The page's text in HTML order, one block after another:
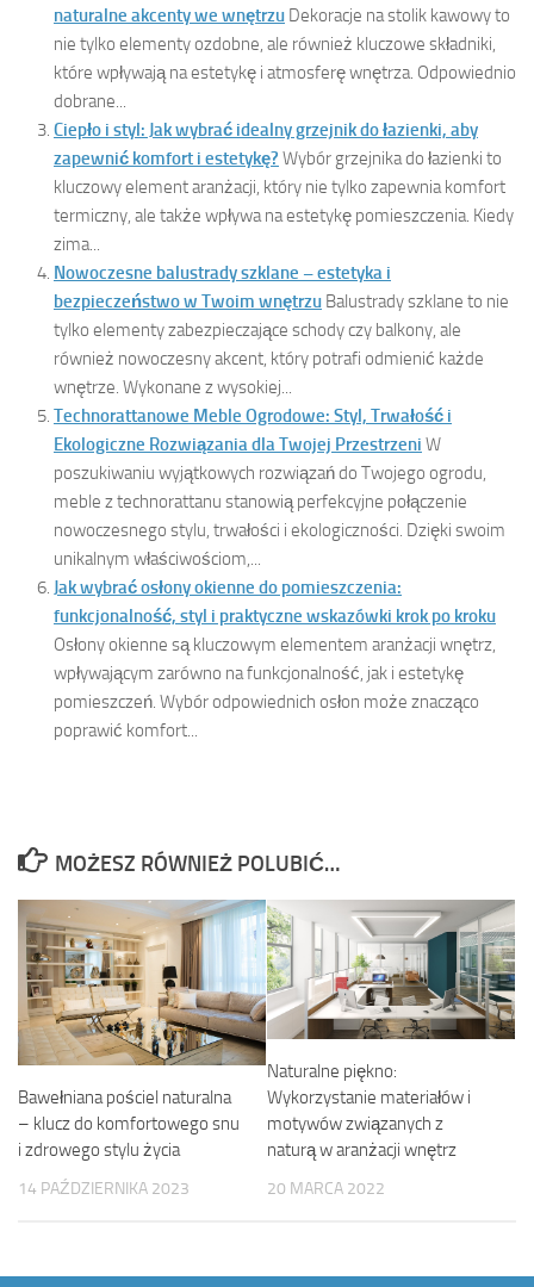
naturalne akcenty we wnętrzu Dekoracje na stolik kawowy to
nie tylko elementy ozdobne, ale również kluczowe składniki,
które wpływają na estetykę i atmosferę wnętrza. Odpowiednio
dobrane...
Ciepło i styl: Jak wybrać idealny grzejnik do łazienki, aby
zapewnić komfort i estetykę? Wybór grzejnika do łazienki to
kluczowy element aranżacji, który nie tylko zapewnia komfort
termiczny, ale także wpływa na estetykę pomieszczenia. Kiedy
zima...
Nowoczesne balustrady szklane – estetyka i
bezpieczeństwo w Twoim wnętrzu Balustrady szklane to nie
tylko elementy zabezpieczające schody czy balkony, ale
również nowoczesny akcent, który potrafi odmienić każde
wnętrze. Wykonane z wysokiej...
Technorattanowe Meble Ogrodowe: Styl, Trwałość i
Ekologiczne Rozwiązania dla Twojej Przestrzeni W
poszukiwaniu wyjątkowych rozwiązań do Twojego ogrodu,
meble z technorattanu stanowią perfekcyjne połączenie
nowoczesnego stylu, trwałości i ekologiczności. Dzięki swoim
unikalnym właściwościom,...
Jak wybrać osłony okienne do pomieszczenia:
funkcjonalność, styl i praktyczne wskazówki krok po kroku
Osłony okienne są kluczowym elementem aranżacji wnętrz,
wpływającym zarówno na funkcjonalność, jak i estetykę
pomieszczeń. Wybór odpowiednich osłon może znacząco
poprawić komfort...
MOŻESZ RÓWNIEŻ POLUBIĆ…
Bawełniana pościel naturalna
– klucz do komfortowego snu
i zdrowego stylu życia
14 PAŹDZIERNIKA 2023
Naturalne piękno:
Wykorzystanie materiałów i
motywów związanych z
naturą w aranżacji wnętrz
20 MARCA 2022